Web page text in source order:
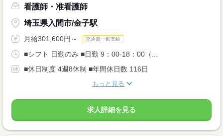
看護師・准看護師
埼玉県入間市/金子駅
月給301,600円～ 交通費一部支給
■シフト 日勤のみ ■日勤 9：00-18：00（...
■休日制度 4週8休制 ■年間休日数 116日
もっと見る
求人詳細を見る